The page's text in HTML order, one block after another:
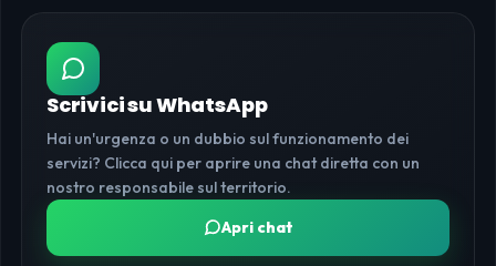
Scrivici su WhatsApp
Hai un'urgenza o un dubbio sul funzionamento dei
servizi? Clicca qui per aprire una chat diretta con un
nostro responsabile sul territorio.
Apri chat